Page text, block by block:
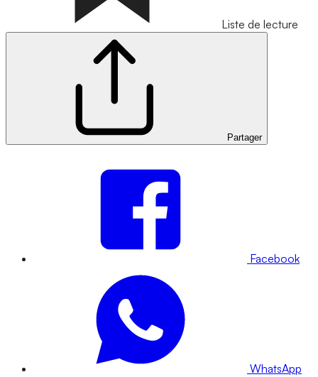
Liste de lecture
Partager
Facebook
WhatsApp